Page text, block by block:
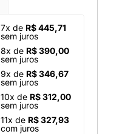
7x de R$ 445,71
sem juros
8x de R$ 390,00
sem juros
9x de R$ 346,67
sem juros
10x de R$ 312,00
sem juros
11x de R$ 327,93
com juros